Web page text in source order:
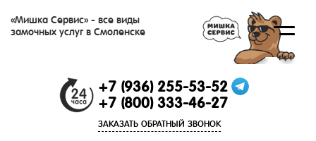
«Мишка Сервис» - все виды
замочных услуг в Смоленске
+7 (936) 255-53-52
+7 (800) 333-46-27
ЗАКАЗАТЬ ОБРАТНЫЙ ЗВОНОК